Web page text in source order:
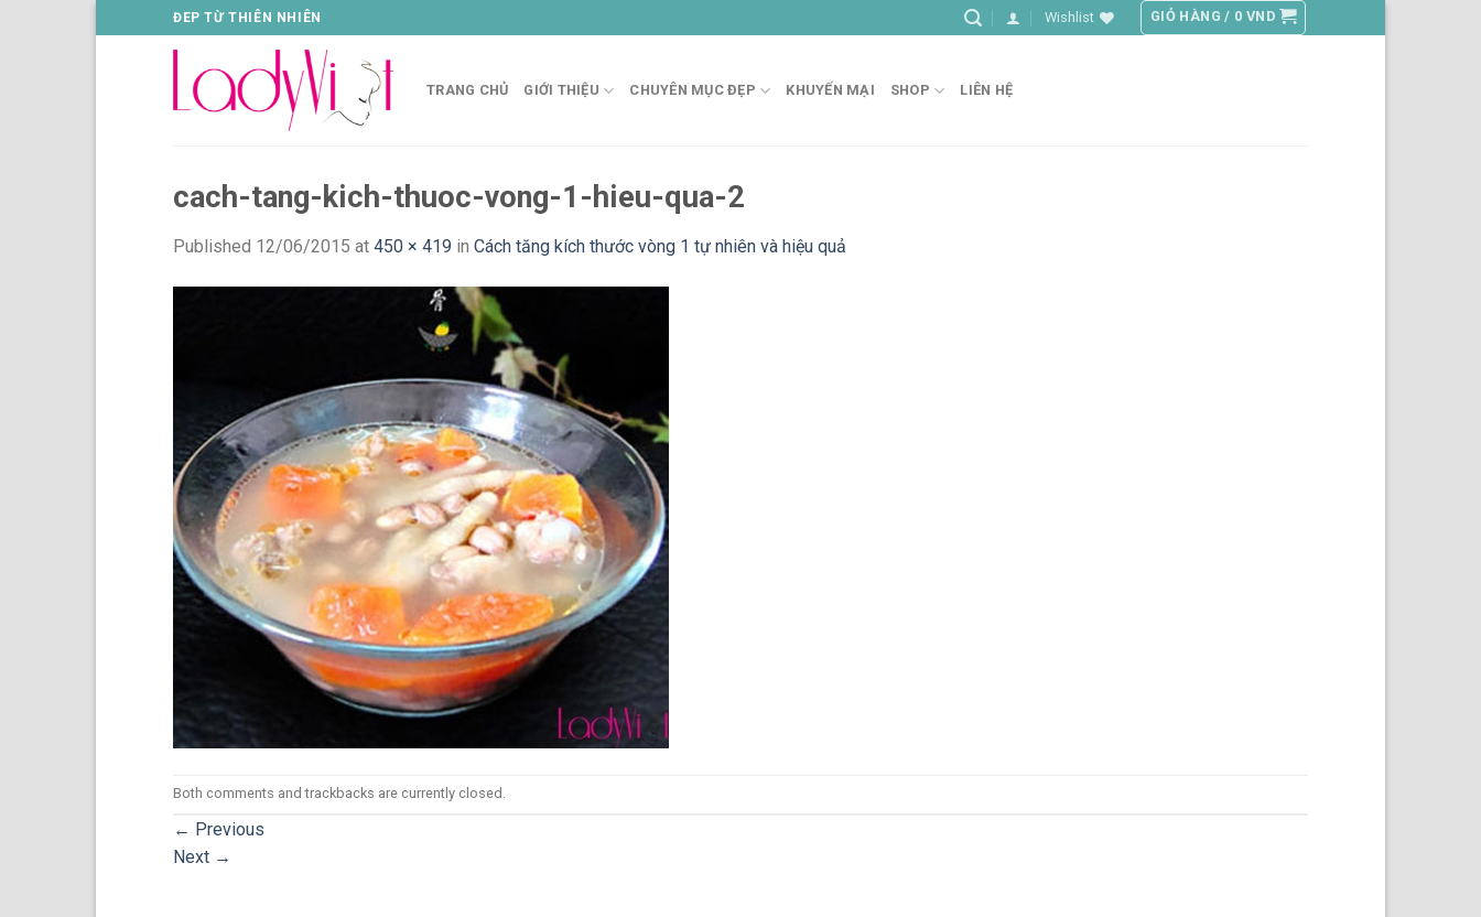
to
ĐEP TỪ THIÊN NHIÊN Wishlist GIỎ HÀNG / 0 VND
TRANG CHỦ GIỚI THIỆU CHUYÊN MỤC ĐẸP KHUYẾN MẠI SHOP LIÊN HỆ
cach-tang-kich-thuoc-vong-1-hieu-qua-2
Published 12/06/2015 at 450 × 419 in Cách tăng kích thước vòng 1 tự nhiên và hiệu quả
Both comments and trackbacks are currently closed.
← Previous
Next →